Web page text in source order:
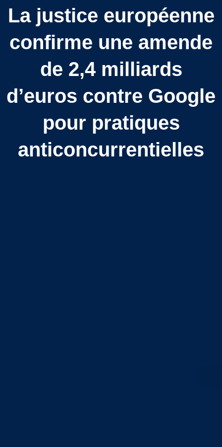
La justice européenne
confirme une amende
de 2,4 milliards
d’euros contre Google
pour pratiques
anticoncurrentielles